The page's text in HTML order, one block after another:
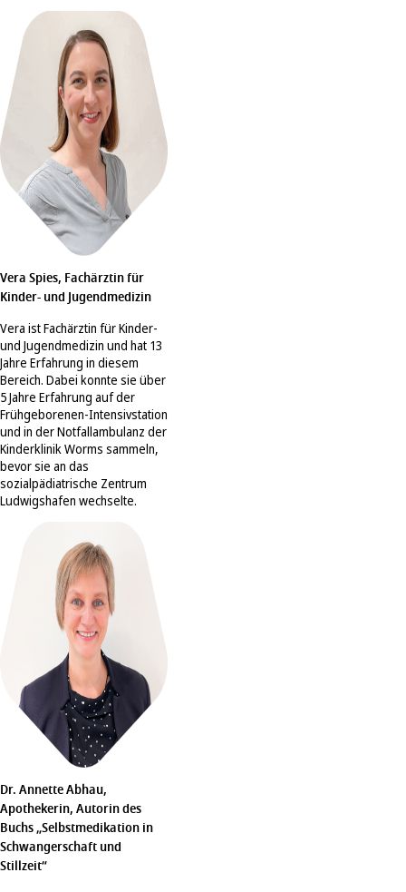
Vera Spies, Fachärztin für
Kinder- und Jugendmedizin
Vera ist Fachärztin für Kinder-
und Jugendmedizin und hat 13
Jahre Erfahrung in diesem
Bereich. Dabei konnte sie über
5 Jahre Erfahrung auf der
Frühgeborenen-Intensivstation
und in der Notfallambulanz der
Kinderklinik Worms sammeln,
bevor sie an das
sozialpädiatrische Zentrum
Ludwigshafen wechselte.
Dr. Annette Abhau,
Apothekerin, Autorin des
Buchs „Selbstmedikation in
Schwangerschaft und
Stillzeit“